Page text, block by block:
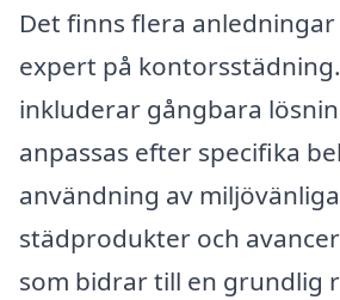
Det finns flera
expert på
inkluderar gångbara
anpassas efter specifika
användning av miljövänliga
städprodukter och
som bidrar till en grundlig